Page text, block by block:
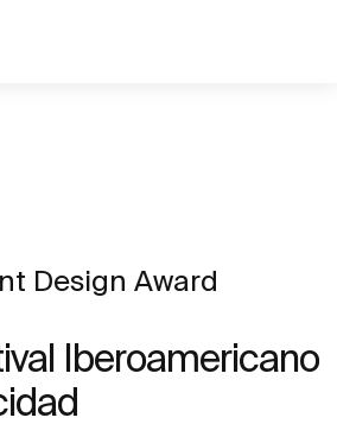
Design Award
Iberoamericano